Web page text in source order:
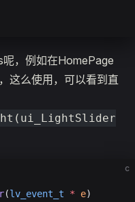
，例如在HomePage
这么使用，可以看到直
c
(lv_event_t * e)